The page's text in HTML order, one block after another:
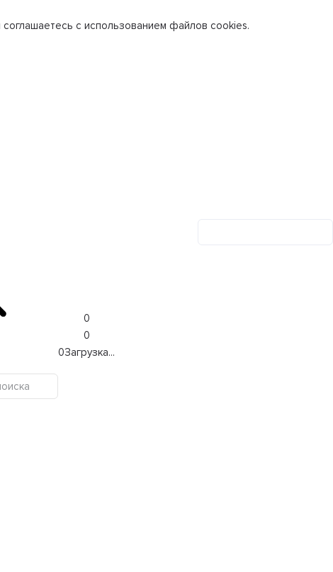
с использованием файлов cookies.
0
0
0Загрузка...